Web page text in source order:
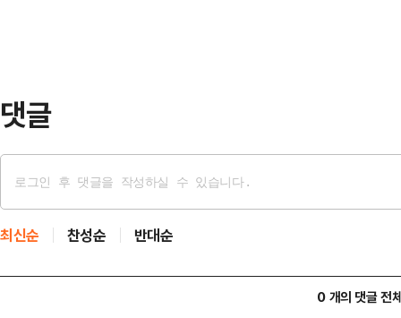
댓글
최신순 찬성순 반대순
0 개의 댓글 전